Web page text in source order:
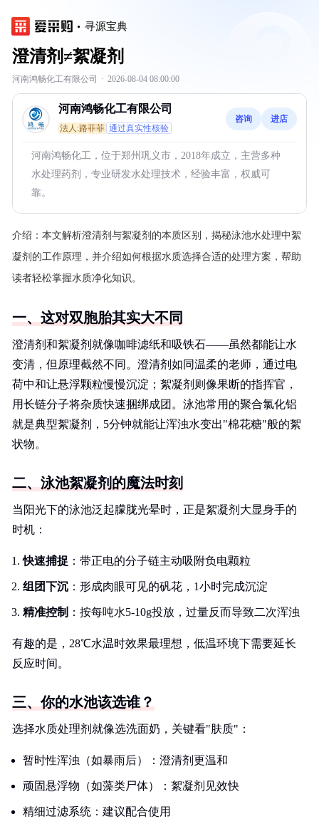
寻源宝典
澄清剂≠絮凝剂
河南鸿畅化工有限公司 · 2026-08-04 08:00:00
河南鸿畅化工有限公司
法人:路菲菲 通过真实性核验
咨询 进店
河南鸿畅化工，位于郑州巩义市，2018年成立，主营多种
水处理药剂，专业研发水处理技术，经验丰富，权威可
靠。
介绍： 本文解析澄清剂与絮凝剂的本质区别，揭秘泳池水处理中絮
凝剂的工作原理，并介绍如何根据水质选择合适的处理方案，帮助
读者轻松掌握水质净化知识。
一、这对双胞胎其实大不同
澄清剂和絮凝剂就像咖啡滤纸和吸铁石——虽然都能让水
变清，但原理截然不同。澄清剂如同温柔的老师，通过电
荷中和让悬浮颗粒慢慢沉淀；絮凝剂则像果断的指挥官，
用长链分子将杂质快速捆绑成团。泳池常用的聚合氯化铝
就是典型絮凝剂，5分钟就能让浑浊水变出"棉花糖"般的絮
状物。
二、泳池絮凝剂的魔法时刻
当阳光下的泳池泛起朦胧光晕时，正是絮凝剂大显身手的
时机：
快速捕捉 ：带正电的分子链主动吸附负电颗粒
组团下沉 ：形成肉眼可见的矾花，1小时完成沉淀
精准控制 ：按每吨水5-10g投放，过量反而导致二次浑浊
有趣的是，28℃水温时效果最理想，低温环境下需要延长
反应时间。
三、你的水池该选谁？
选择水质处理剂就像选洗面奶，关键看"肤质"：
暂时性浑浊（如暴雨后）：澄清剂更温和
顽固悬浮物（如藻类尸体）：絮凝剂见效快
精细过滤系统：建议配合使用